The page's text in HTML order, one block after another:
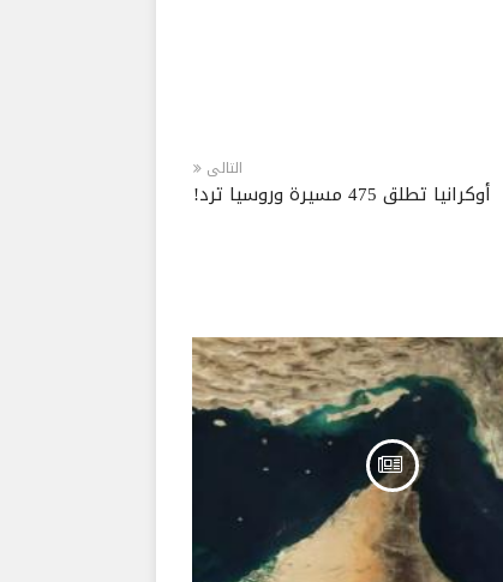
التالى
أوكرانيا تطلق 475 مسيرة وروسيا ترد!